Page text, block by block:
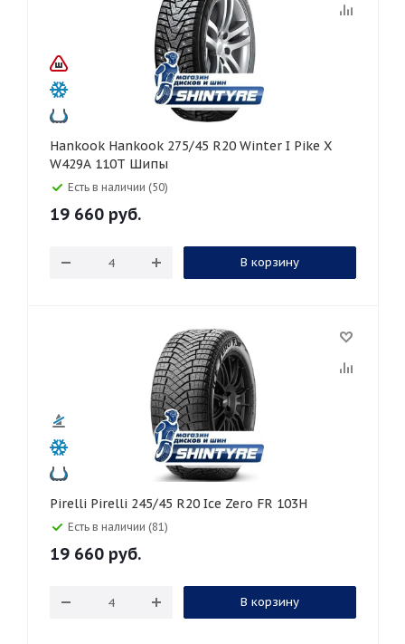
Hankook Hankook 275/45 R20 Winter I Pike X
W429A 110T Шипы
Есть в наличии (50)
19 660 руб.
В корзину
Pirelli Pirelli 245/45 R20 Ice Zero FR 103H
Есть в наличии (81)
19 660 руб.
В корзину